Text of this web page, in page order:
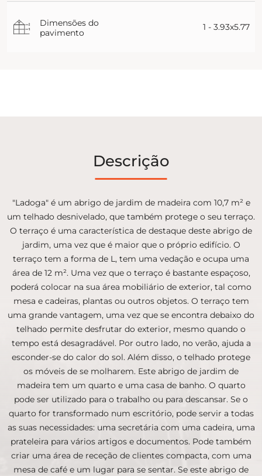
Dimensões do
pavimento
1 - 3.93x5.77
Descrição
"Ladoga" é um abrigo de jardim de madeira com 10,7 m² e
um telhado desnivelado, que também protege o seu terraço.
O terraço é uma característica de destaque deste abrigo de
jardim, uma vez que é maior que o próprio edifício. O
terraço tem a forma de L, tem uma vedação e ocupa uma
área de 12 m². Uma vez que o terraço é bastante espaçoso,
poderá colocar na sua área mobiliário de exterior, tal como
mesa e cadeiras, plantas ou outros objetos. O terraço tem
uma grande vantagem, uma vez que se encontra debaixo do
telhado permite desfrutar do exterior, mesmo quando o
tempo está desagradável. Por outro lado, no verão, ajuda a
esconder-se do calor do sol. Além disso, o telhado protege
os móveis de se molharem. Este abrigo de jardim de
madeira tem um quarto e uma casa de banho. O quarto
pode ser utilizado para o trabalho ou para descansar. Se o
quarto for transformado num escritório, pode servir a todas
as suas necessidades: uma secretária com uma cadeira, uma
prateleira para vários artigos e documentos. Pode também
criar uma área de receção de clientes compacta, com uma
mesa de café e um lugar para se sentar. Se este abrigo de